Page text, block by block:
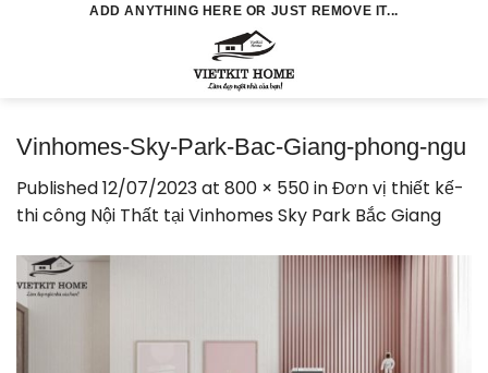
ADD ANYTHING HERE OR JUST REMOVE IT...
Vinhomes-Sky-Park-Bac-Giang-phong-ngu
Published12/07/2023at 800 × 550inĐơn vị thiết kế-
thi công Nội Thất tại Vinhomes Sky Park Bắc Giang